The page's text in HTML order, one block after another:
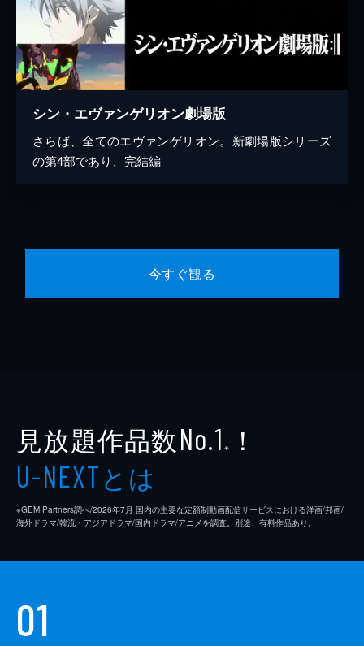
シン・エヴァンゲリオン劇場版
さらば、全てのエヴァンゲリオン。新劇場版シリーズ
の第4部であり、完結編
今すぐ観る
見放題作品数No.1 ※ ！
U-NEXTとは
※GEM Partners調べ/2026年7⽉ 国内の主要な定額制動画配信サービスにおける洋画/邦画/
海外ドラマ/韓流・アジアドラマ/国内ドラマ/アニメを調査。別途、有料作品あり。
01